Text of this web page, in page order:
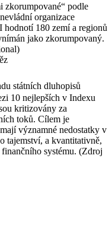
zkorumpované“ podle
organizace
hodnotí 180 zemí a regionů
jako zkorumpovaný.
státních dluhopisů
10 nejlepších v Indexu
kritizovány za
toků. Cílem je
významné nedostatky v
tajemství, a kvantitativně,
systému. (Zdroj